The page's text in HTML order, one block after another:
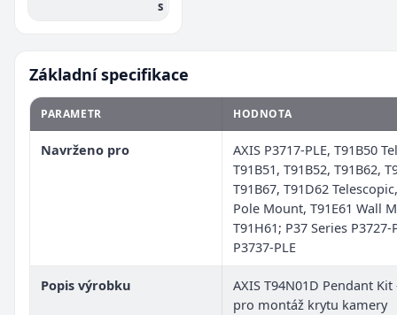
s
Základní specifikace
PARAMETR HODNOTA
Navrženo pro
AXIS P3717-PLE, T91B50
T91B51, T91B52, T91B62,
T91B67, T91D62
Pole Mount, T91E61 Wall
T91H61; P37 Series P3727-
P3737-PLE
Popis výrobku
AXIS T94N01D Pendant Kit
pro montáž krytu kamery